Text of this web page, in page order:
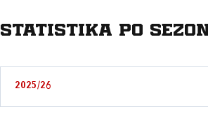
Statistika po
2025/26